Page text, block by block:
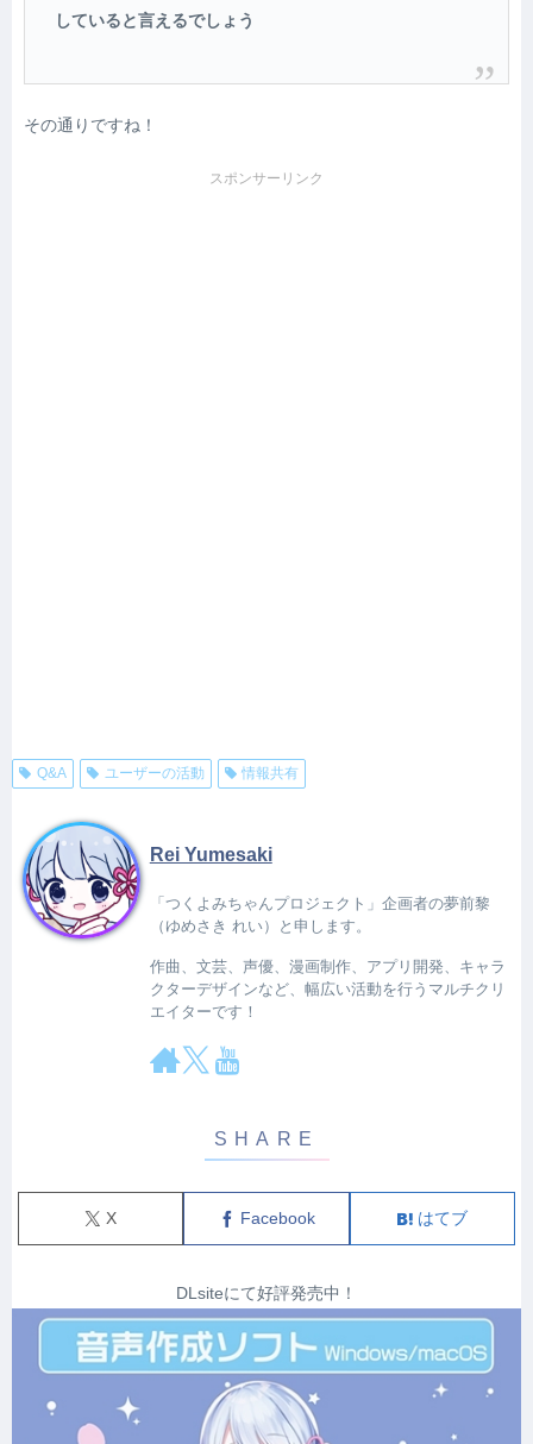
していると言えるでしょう
その通りですね！
スポンサーリンク
Q&A ユーザーの活動 情報共有
Rei Yumesaki
「つくよみちゃんプロジェクト」企画者の夢前黎
（ゆめさき れい）と申します。
作曲、文芸、声優、漫画制作、アプリ開発、キャラ
クターデザインなど、幅広い活動を行うマルチクリ
エイターです！
X Facebook はてブ